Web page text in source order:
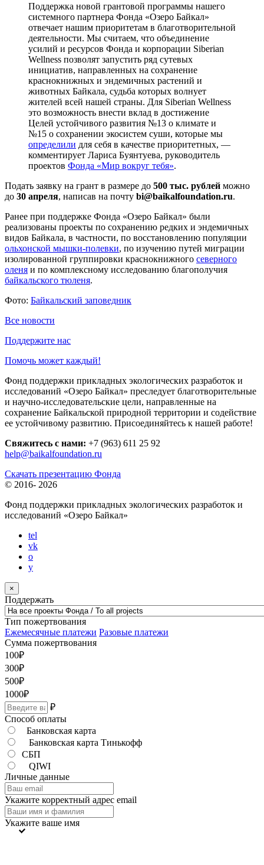
Поддержка новой грантовой программы нашего
системного партнера Фонда «Озеро Байкал»
отвечает нашим приоритетам в благотворительной
деятельности. Мы считаем, что объединение
усилий и ресурсов Фонда и корпорации Siberian
Wellness позволят запустить ряд сутевых
инициатив, направленных на сохранение
краснокнижных и эндемичных растений и
животных Байкала, судьба которых волнует
жителей всей нашей страны. Для Siberian Wellness
это возможность внести вклад в достижение
Целей устойчивого развития №13 о климате и
№15 о сохранении экосистем суши, которые мы
определили для себя в качестве приоритетных, —
комментирует Лариса Буянтуева, руководитель
проектов Фонда «Мир вокруг тебя».
Подать заявку на грант в размере до 500 тыс. рублей можно
до 30 апреля, написав на почту bi@baikalfoundation.ru.
Ранее при поддержке Фонда «Озеро Байкал» были
реализованы проекты по сохранению редких и эндемичных
видов Байкала, в частности, по восстановлению популяции
ольхонской мышки-полевки, по изучению путей миграции
изолированной группировки краснокнижного северного
оленя и по комплексному исследованию благополучия
байкальского тюленя.
Фото: Байкальский заповедник
Все новости
Поддержите нас
Помочь может каждый!
Фонд поддержки прикладных экологических разработок и
исследований «Озеро Байкал» преследует благотворительные
и научно-исследовательские цели, направленные на
сохранение Байкальской природной территории и содействие
ее устойчивому развитию. Присоединяйтесь к нашей работе!
Свяжитесь с нами: +7 (963) 611 25 92
help@baikalfoundation.ru
Скачать презентацию Фонда
© 2016- 2026
Фонд поддержки прикладных экологических разработок и
исследований «Озеро Байкал»
tel
vk
o
y
×
Поддержать
Тип пожертвования
Ежемесячные платежи Разовые платежи
Сумма пожертвования
100₽
300₽
500₽
1000₽
₽
Способ оплаты
Банковская карта
Банковская карта Тинькофф
СБП
QIWI
Личные данные
Укажите корректный адрес email
Укажите ваше имя